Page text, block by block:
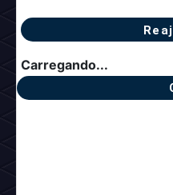
Carregando...